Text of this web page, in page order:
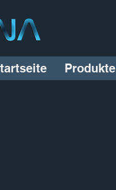
Produkte